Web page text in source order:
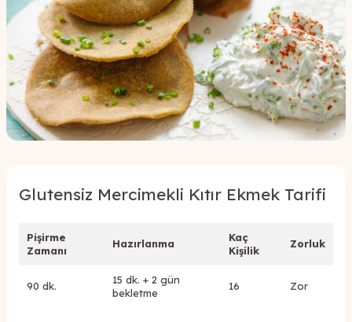
Glutensiz Mercimekli Kıtır Ekmek Tarifi
Pişirme
Zamanı
Hazırlanma
Kaç
Kişilik
Zorluk
90 dk.
15 dk. + 2 gün
bekletme
16 Zor